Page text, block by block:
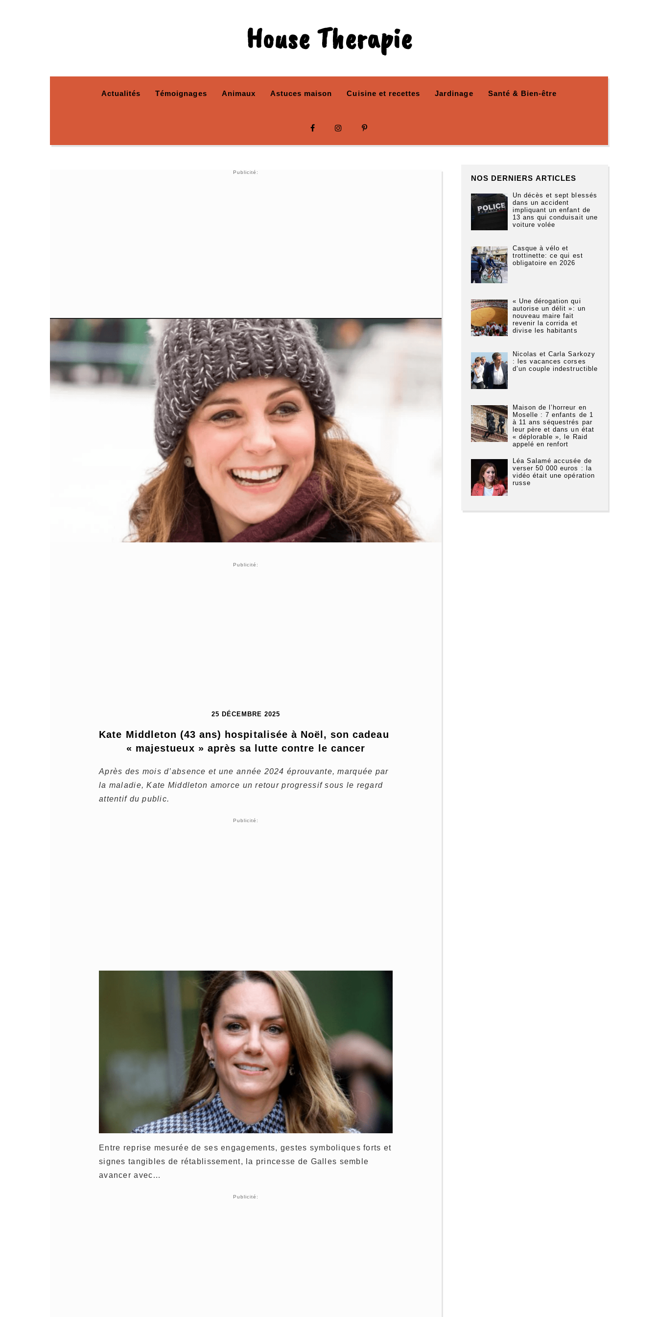
House Therapie
Actualités Témoignages Animaux Astuces maison Cuisine et recettes Jardinage Santé & Bien-être
Publicité:
Publicité:
25 DÉCEMBRE 2025
Kate Middleton (43 ans) hospitalisée à Noël, son cadeau
« majestueux » après sa lutte contre le cancer
Après des mois d’absence et une année 2024 éprouvante, marquée par
la maladie, Kate Middleton amorce un retour progressif sous le regard
attentif du public.
Publicité:
Entre reprise mesurée de ses engagements, gestes symboliques forts et
signes tangibles de rétablissement, la princesse de Galles semble
avancer avec…
Publicité:
NOS DERNIERS ARTICLES
Un décès et sept blessés
dans un accident
impliquant un enfant de
13 ans qui conduisait une
voiture volée
Casque à vélo et
trottinette: ce qui est
obligatoire en 2026
« Une dérogation qui
autorise un délit »: un
nouveau maire fait
revenir la corrida et
divise les habitants
Nicolas et Carla Sarkozy
: les vacances corses
d’un couple indestructible
Maison de l’horreur en
Moselle : 7 enfants de 1
à 11 ans séquestrés par
leur père et dans un état
« déplorable », le Raid
appelé en renfort
Léa Salamé accusée de
verser 50 000 euros : la
vidéo était une opération
russe